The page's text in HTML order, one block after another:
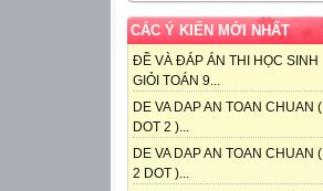
CÁC Ý KIẾN MỚI NHẤT
ĐỀ VÀ ĐÁP ÁN THI HỌC SINH
GIỎI TOÁN 9...
DE VA DAP AN TOAN CHUAN (
DOT 2 )...
DE VA DAP AN TOAN CHUAN (
2 DOT )...